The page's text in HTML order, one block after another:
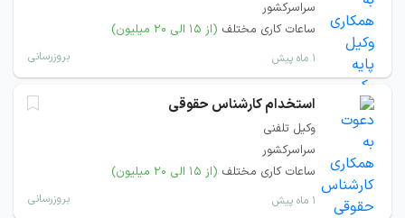
سراسرکشور
ساعات کاری مختلف (از ۱۵ الی ۲۰ میلیون)
۱ ماه پیش بروزرسانی
استخدام کارشناس حقوقی
وکیل تلفنی
سراسرکشور
ساعات کاری مختلف (از ۱۵ الی ۲۰ میلیون)
۱ ماه پیش بروزرسانی